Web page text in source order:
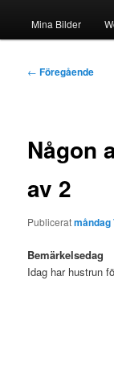
Mina Bilder
Inläggsnavigering
← Föregående
Någon
av 2
Publiceratmåndag
Bemärkelsedag
Idag har hustrun